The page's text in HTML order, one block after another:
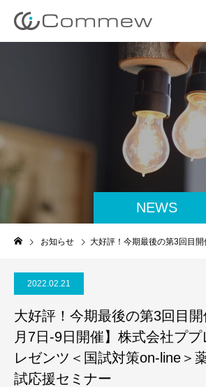
NEWS
お知らせ 大好評！今期最後の第3回目開催！【2022年3月7日-9日開催】株式会社ププレひまわ
2022.02.21
大好評！今期最後の第3回目
月7日-9日開催】株式会社プ
レゼンツ＜国試対策on-line＞
試応援セミナー